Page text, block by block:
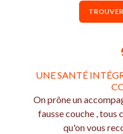
UNE SANTÉ
On prône un
fausse couche , tous
qu'on vous